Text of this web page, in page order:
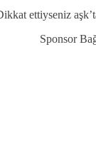
ettiyseniz
Sponsor